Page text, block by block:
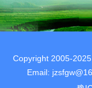
Copyright 2005-
Email: